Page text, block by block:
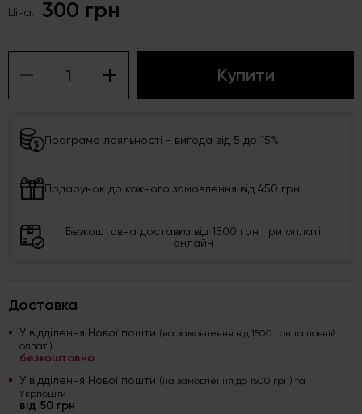
Ціна: 300 грн
Купити
Програма лояльності - вигода від 5 до 15%
Подарунок до кожного замовлення від 450 грн
Безкоштовна доставка від 1500 грн при оплаті
онлайн
Доставка
У відділення Нової пошти (на замовлення від 1500 грн та повній
оплаті)
безкоштовно
У відділення Нової пошти (на замовлення до 1500 грн) та
Укрпошти
від 50 грн